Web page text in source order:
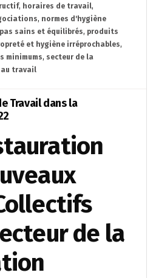
, horaires de travail,
, normes d'hygiène
sains et équilibrés, produits
et hygiène irréprochables,
minimums, secteur de la
travail
Travail dans la
de la